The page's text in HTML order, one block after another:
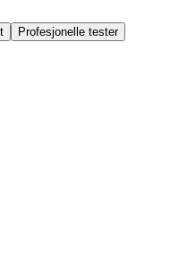
Profesjonelle tester